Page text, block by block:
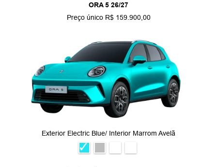
ORA 5 26/27
Preço único R$ 159.900,00
Exterior Electric Blue/ Interior Marrom Avelã